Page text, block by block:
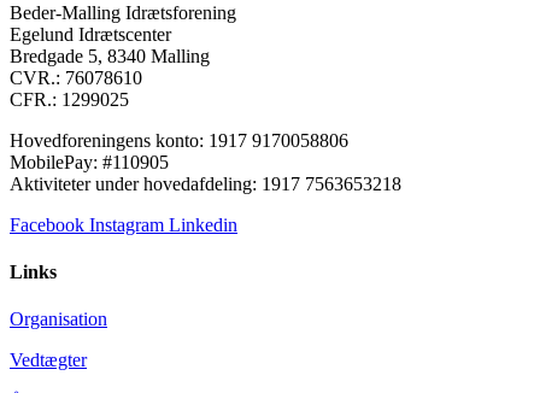
Beder-Malling Idrætsforening
Egelund Idrætscenter
Bredgade 5, 8340 Malling
CVR.: 76078610
CFR.: 1299025
Hovedforeningens konto: 1917 9170058806
MobilePay: #110905
Aktiviteter under hovedafdeling: 1917 7563653218
Facebook Instagram Linkedin
Links
Organisation
Vedtægter